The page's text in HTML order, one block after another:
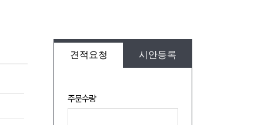
견적요청 시안등록
주문수량